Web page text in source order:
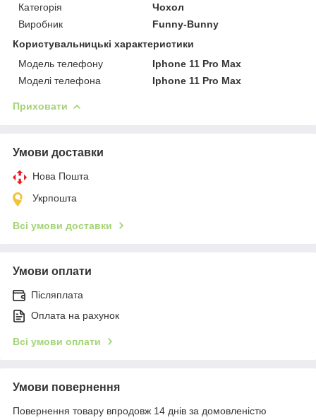
Категорія
Чохол
Виробник
Funny-Bunny
Користувальницькі характеристики
Модель телефону
Iphone 11 Pro Max
Моделі телефона
Iphone 11 Pro Max
Приховати
Умови доставки
Нова Пошта
Укрпошта
Всі умови доставки
Умови оплати
Післяплата
Оплата на рахунок
Всі умови оплати
Умови повернення
Повернення товару впродовж 14 днів за домовленістю